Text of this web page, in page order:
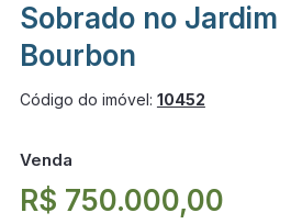
Sobrado no Jardim
Bourbon
Código do imóvel: 10452
Venda
R$ 750.000,00